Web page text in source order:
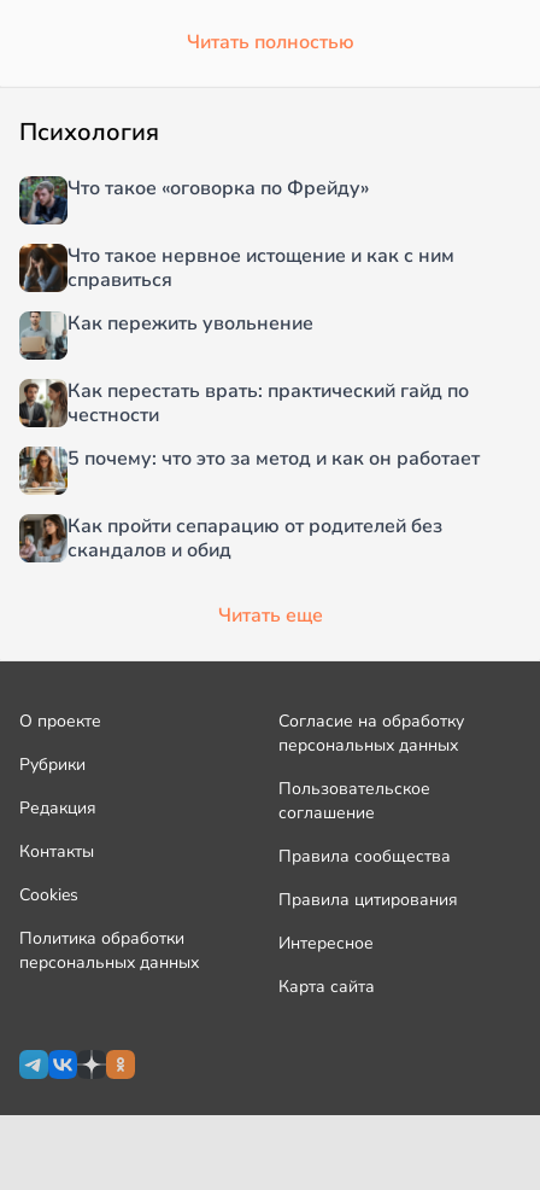
Читать полностью
Психология
Что такое «оговорка по Фрейду»
Что такое нервное истощение и как с ним
справиться
Как пережить увольнение
Как перестать врать: практический гайд по
честности
5 почему: что это за метод и как он работает
Как пройти сепарацию от родителей без
скандалов и обид
Читать еще
О проекте
Рубрики
Редакция
Контакты
Cookies
Политика обработки
персональных данных
Согласие на обработку
персональных данных
Пользовательское
соглашение
Правила сообщества
Правила цитирования
Интересное
Карта сайта